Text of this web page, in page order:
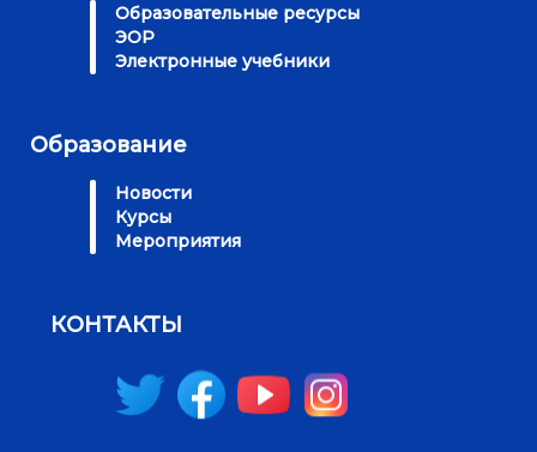
Образовательные ресурсы
ЭОР
Электронные учебники
Образование
Новости
Курсы
Мероприятия
КОНТАКТЫ